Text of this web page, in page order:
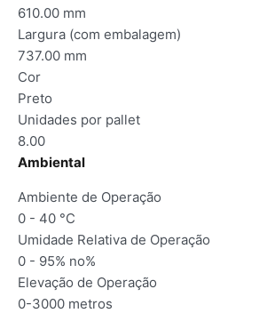
610.00 mm
Largura (com embalagem)
737.00 mm
Cor
Preto
Unidades por pallet
8.00
Ambiental
Ambiente de Operação
0 - 40 °C
Umidade Relativa de Operação
0 - 95% no%
Elevação de Operação
0-3000 metros